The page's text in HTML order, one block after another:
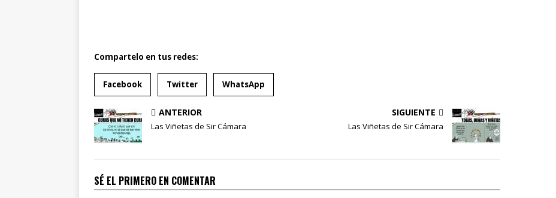
Compartelo en tus redes:
Facebook Twitter WhatsApp
ANTERIOR
Las Viñetas de Sir Cámara
SIGUIENTE
Las Viñetas de Sir Cámara
SÉ EL PRIMERO EN COMENTAR